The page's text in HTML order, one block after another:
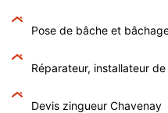
Pose de bâche et
Réparateur, installateur
Devis zingueur Chavenay